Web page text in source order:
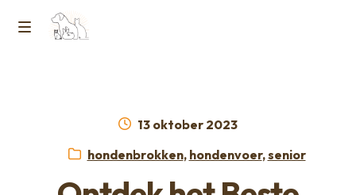
Ga
Ga
Horcon Webshop – GDPR / Voorwaarden /
Geplaatst
13 oktober 2023
Categorieën:
hondenbrokken, hondenvoer,senior